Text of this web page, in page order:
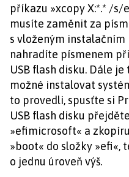
příkazu »xcopy X:*.* /s/
musíte zaměnit za
s vloženým instalačním
nahradíte písmenem
USB flash disku. Dále
možné instalovat
to provedli, spusťte si
USB flash disku
»efimicrosoft« a
»boot« do složky »efi«,
o jednu úroveň výš.